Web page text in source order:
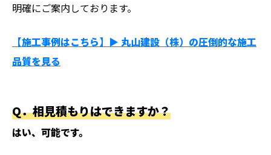
明確にご案内しております。
【施工事例はこちら】▶︎ 丸山建設（株）の圧倒的な施工
品質を見る
Q．相見積もりはできますか？
はい、可能です。